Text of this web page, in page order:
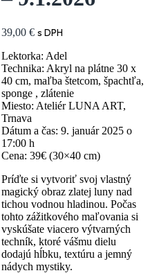
39,00 € s DPH
Lektorka: Adel
Technika: Akryl na plátne 30 x
40 cm, maľba štetcom, špachtľa,
sponge , zlátenie
Miesto: Ateliér LUNA ART,
Trnava
Dátum a čas: 9. január 2025 o
17:00 h
Cena: 39€ (30×40 cm)
Príďte si vytvoriť svoj vlastný
magický obraz zlatej luny nad
tichou vodnou hladinou. Počas
tohto zážitkového maľovania si
vyskúšate viacero výtvarných
techník, ktoré vášmu dielu
dodajú hĺbku, textúru a jemný
nádych mystiky.